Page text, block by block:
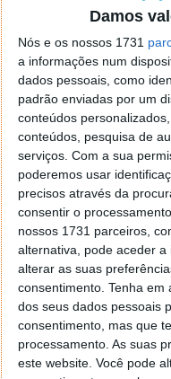
Damos
Nós e os nossos 1731
a informações num
dados pessoais, como
padrão enviadas por um
conteúdos
conteúdos, pesquisa de
serviços. Com a sua
poderemos usar
precisos através da
consentir o
nossos 1731 parceiros,
alternativa, pode aceder
alterar as suas
consentimento. Tenha em
dos seus dados pessoais
consentimento, mas que
processamento. As suas
este website. Você pode
Proponha uma
Tags: Facebook
Qual é o
O PearOS